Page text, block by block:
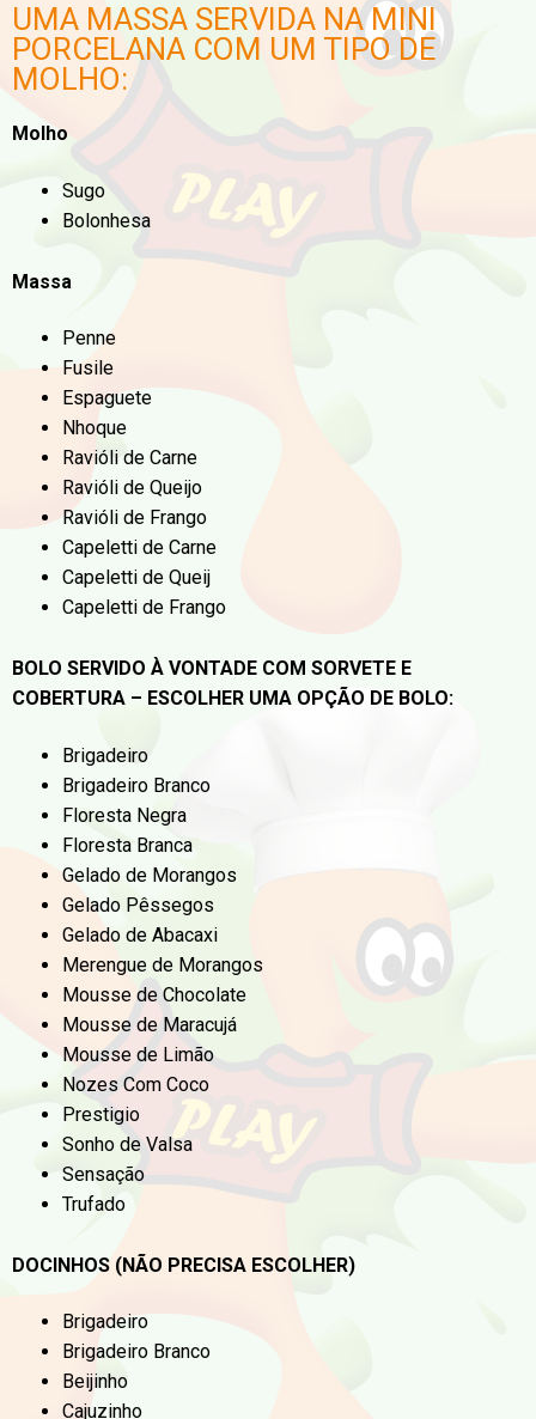
UMA MASSA SERVIDA NA MINI
PORCELANA COM UM TIPO DE
MOLHO:
Molho
Sugo
Bolonhesa
Massa
Penne
Fusile
Espaguete
Nhoque
Ravióli de Carne
Ravióli de Queijo
Ravióli de Frango
Capeletti de Carne
Capeletti de Queij
Capeletti de Frango
BOLO SERVIDO À VONTADE COM SORVETE E
COBERTURA – ESCOLHER UMA OPÇÃO DE BOLO:
Brigadeiro
Brigadeiro Branco
Floresta Negra
Floresta Branca
Gelado de Morangos
Gelado Pêssegos
Gelado de Abacaxi
Merengue de Morangos
Mousse de Chocolate
Mousse de Maracujá
Mousse de Limão
Nozes Com Coco
Prestigio
Sonho de Valsa
Sensação
Trufado
DOCINHOS (NÃO PRECISA ESCOLHER)
Brigadeiro
Brigadeiro Branco
Beijinho
Cajuzinho